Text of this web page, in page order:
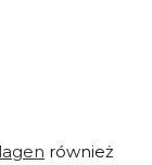
również